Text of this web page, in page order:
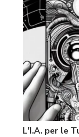
L'I.A. per le